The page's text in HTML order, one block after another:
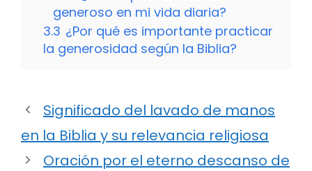
generoso en mi vida diaria?
3.3 ¿Por qué es importante practicar
la generosidad según la Biblia?
Significado del lavado de manos
en la Biblia y su relevancia religiosa
Oración por el eterno descanso de